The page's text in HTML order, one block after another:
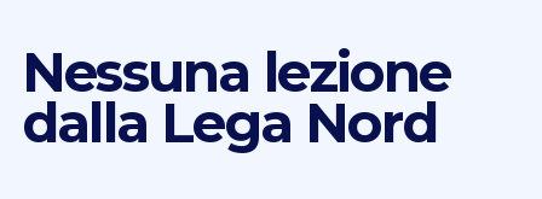
Nessuna lezione
dalla Lega Nord